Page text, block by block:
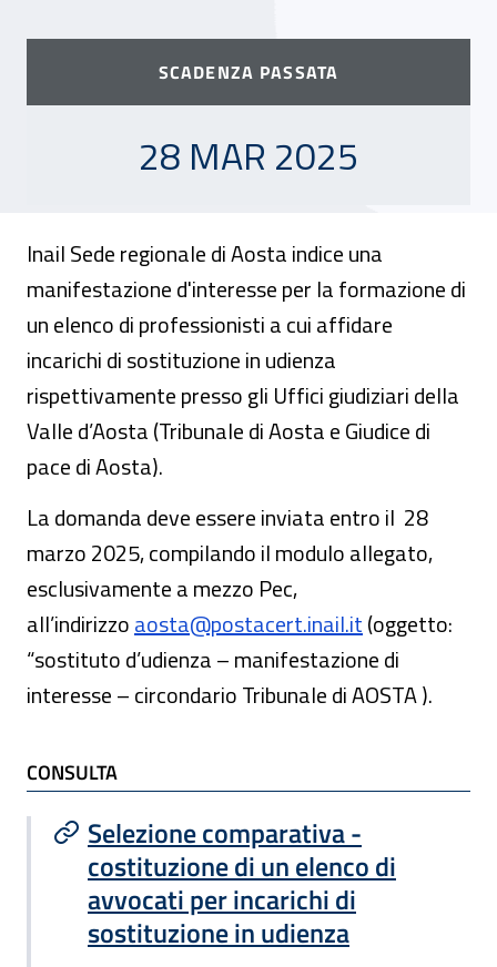
SCADENZA PASSATA
28 MARZO 2025
28 MAR 2025
Inail Sede regionale di Aosta indice una
manifestazione d'interesse per la formazione di
un elenco di professionisti a cui affidare
incarichi di sostituzione in udienza
rispettivamente presso gli Uffici giudiziari della
Valle d’Aosta (Tribunale di Aosta e Giudice di
pace di Aosta).
La domanda deve essere inviata entro il 28
marzo 2025, compilando il modulo allegato,
esclusivamente a mezzo Pec,
all’indirizzoaosta@postacert.inail.it(oggetto:
“sostituto d’udienza – manifestazione di
interesse – circondario Tribunale di AOSTA ).
TI POTREBBE INTERESSARE
CONSULTA
Selezione comparativa -
costituzione di un elenco di
avvocati per incarichi di
sostituzione in udienza